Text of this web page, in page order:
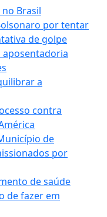
Brasil
por tentar
de golpe
aposentadoria
a
contra
de
por
de saúde
de fazer em